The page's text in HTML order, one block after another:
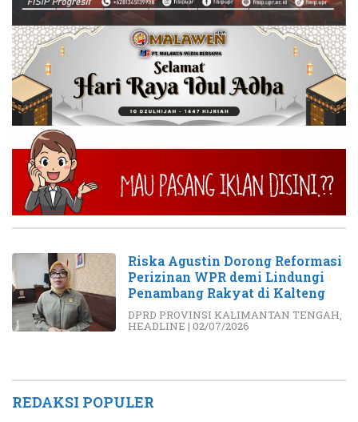
Riska Agustin Dorong Reformasi
Perizinan WPR demi Lindungi
Penambang Rakyat di Kalteng
DPRD PROVINSI KALIMANTAN TENGAH,
HEADLINE | 02/07/2026
REDAKSI POPULER